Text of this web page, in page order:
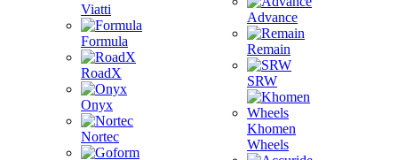
Viatti
Formula
RoadX
Onyx
Nortec
Advance
Remain
SRW
Khomen
Wheels